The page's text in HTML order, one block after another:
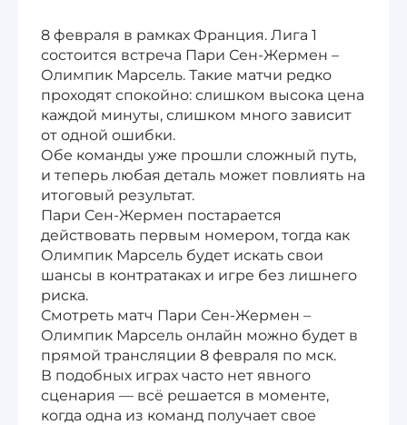
8 февраля в рамках Франция. Лига 1
состоится встреча Пари Сен-Жермен –
Олимпик Марсель. Такие матчи редко
проходят спокойно: слишком высока цена
каждой минуты, слишком много зависит
от одной ошибки.
Обе команды уже прошли сложный путь,
и теперь любая деталь может повлиять на
итоговый результат.
Пари Сен-Жермен постарается
действовать первым номером, тогда как
Олимпик Марсель будет искать свои
шансы в контратаках и игре без лишнего
риска.
Смотреть матч Пари Сен-Жермен –
Олимпик Марсель онлайн можно будет в
прямой трансляции 8 февраля по мск.
В подобных играх часто нет явного
сценария — всё решается в моменте,
когда одна из команд получает свое